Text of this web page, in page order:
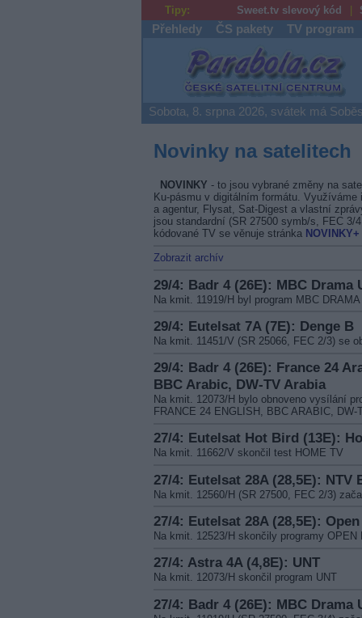
Tipy: Sweet.tv slevový kód
Přehledy ČS pakety TV program
Parabola.cz
Sobota, 8. srpna 2026, svátek má
Novinky na satelitech
NOVINKY - to jsou vybrané změny na
Ku-pásmu v digitálním formátu.
a agentur, Flysat, Sat-Digest a vlastní
jsou standardní (SR 27500 symb/s, FEC
kódované TV se věnuje stránka NOVINKY+
Zobrazit archív
29/4: Badr 4 (26E): MBC Drama
Na kmit. 11919/H byl program MBC
29/4: Eutelsat 7A (7E): Denge B
Na kmit. 11451/V (SR 25066, FEC 2/3) se
29/4: Badr 4 (26E): France 24
BBC Arabic, DW-TV Arabia
Na kmit. 12073/H bylo obnoveno vysílání
FRANCE 24 ENGLISH, BBC ARABIC, DW-
27/4: Eutelsat Hot Bird (13E):
Na kmit. 11662/V skončil test HOME TV
27/4: Eutelsat 28A (28,5E): NTV
Na kmit. 12560/H (SR 27500, FEC 2/3)
27/4: Eutelsat 28A (28,5E):
Na kmit. 12523/H skončily programy
27/4: Astra 4A (4,8E): UNT
Na kmit. 12073/H skončil program UNT
27/4: Badr 4 (26E): MBC Drama